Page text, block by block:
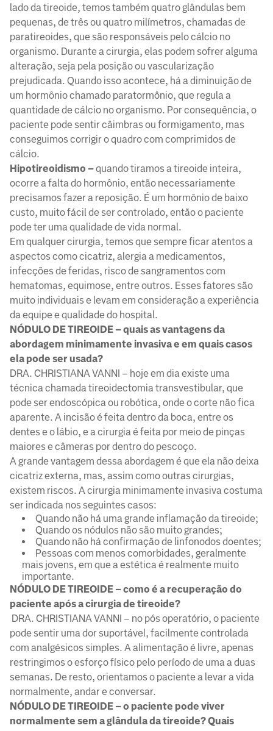
lado da tireoide, temos também quatro glândulas bem
pequenas, de três ou quatro milímetros, chamadas de
paratireoides, que são responsáveis pelo cálcio no
organismo. Durante a cirurgia, elas podem sofrer alguma
alteração, seja pela posição ou vascularização
prejudicada. Quando isso acontece, há a diminuição de
um hormônio chamado paratormônio, que regula a
quantidade de cálcio no organismo. Por consequência, o
paciente pode sentir câimbras ou formigamento, mas
conseguimos corrigir o quadro com comprimidos de
cálcio.
Hipotireoidismo –quando tiramos a tireoide inteira,
ocorre a falta do hormônio, então necessariamente
precisamos fazer a reposição. É um hormônio de baixo
custo, muito fácil de ser controlado, então o paciente
pode ter uma qualidade de vida normal.
Em qualquer cirurgia, temos que sempre ficar atentos a
aspectos como cicatriz, alergia a medicamentos,
infecções de feridas, risco de sangramentos com
hematomas, equimose, entre outros. Esses fatores são
muito individuais e levam em consideração a experiência
da equipe e qualidade do hospital.
NÓDULO DE TIREOIDE – quais as vantagens da
abordagem minimamente invasiva e em quais casos
ela pode ser usada?
DRA. CHRISTIANA VANNI – hoje em dia existe uma
técnica chamada tireoidectomia transvestibular, que
pode ser endoscópica ou robótica, onde o corte não fica
aparente. A incisão é feita dentro da boca, entre os
dentes e o lábio, e a cirurgia é feita por meio de pinças
maiores e câmeras por dentro do pescoço.
A grande vantagem dessa abordagem é que ela não deixa
cicatriz externa, mas, assim como outras cirurgias,
existem riscos. A cirurgia minimamente invasiva costuma
ser indicada nos seguintes casos:
Quando não há uma grande inflamação da tireoide;
Quando os nódulos não são muito grandes;
Quando não há confirmação de linfonodos doentes;
Pessoas com menos comorbidades, geralmente
mais jovens, em que a estética é realmente muito
importante.
NÓDULO DE TIREOIDE – como é a recuperação do
paciente após a cirurgia de tireoide?
DRA. CHRISTIANA VANNI – no pós operatório, o paciente
pode sentir uma dor suportável, facilmente controlada
com analgésicos simples. A alimentação é livre, apenas
restringimos o esforço físico pelo período de uma a duas
semanas. De resto, orientamos o paciente a levar a vida
normalmente, andar e conversar.
NÓDULO DE TIREOIDE – o paciente pode viver
normalmente sem a glândula da tireoide? Quais